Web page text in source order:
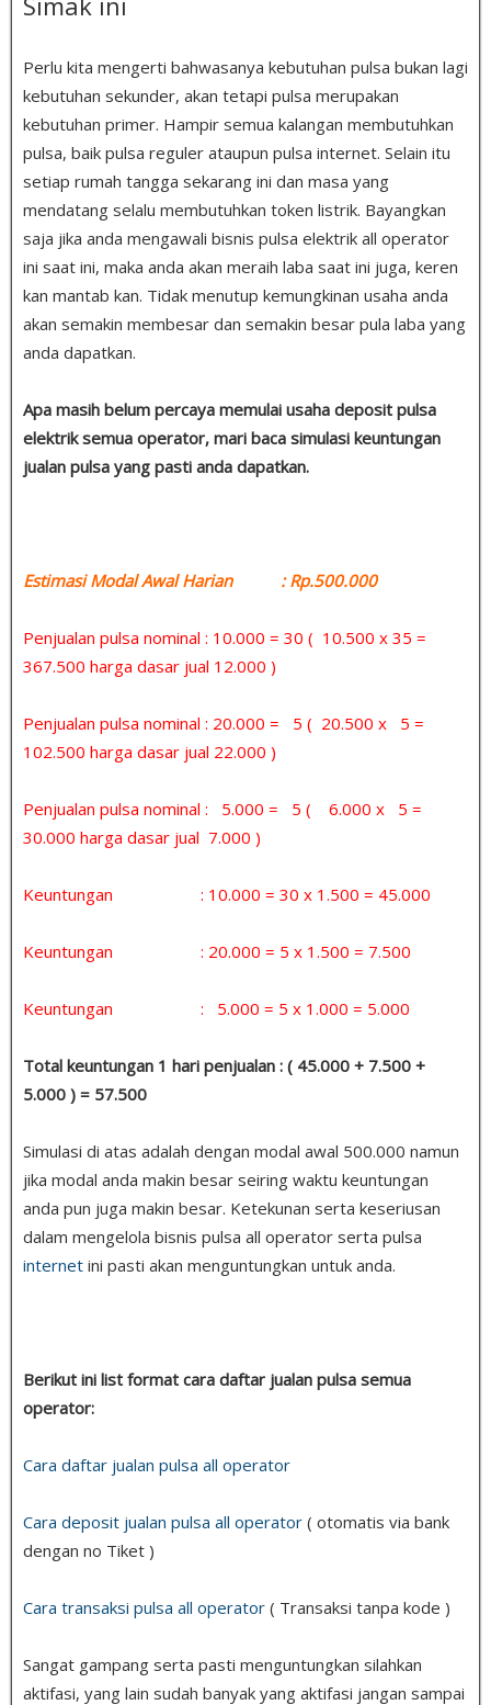
Perlu kita mengerti bahwasanya kebutuhan pulsa bukan lagi
kebutuhan sekunder, akan tetapi pulsa merupakan
kebutuhan primer. Hampir semua kalangan membutuhkan
pulsa, baik pulsa reguler ataupun pulsa internet. Selain itu
setiap rumah tangga sekarang ini dan masa yang
mendatang selalu membutuhkan token listrik. Bayangkan
saja jika anda mengawali bisnis pulsa elektrik all operator
ini saat ini, maka anda akan meraih laba saat ini juga, keren
kan mantab kan. Tidak menutup kemungkinan usaha anda
akan semakin membesar dan semakin besar pula laba yang
anda dapatkan.
Apa masih belum percaya memulai usaha deposit pulsa
elektrik semua operator, mari baca simulasi keuntungan
jualan pulsa yang pasti anda dapatkan.
Estimasi Modal Awal Harian : Rp.500.000
Penjualan pulsa nominal : 10.000 = 30 ( 10.500 x 35 =
367.500 harga dasar jual 12.000 )
Penjualan pulsa nominal : 20.000 = 5 ( 20.500 x 5 =
102.500 harga dasar jual 22.000 )
Penjualan pulsa nominal : 5.000 = 5 ( 6.000 x 5 =
30.000 harga dasar jual 7.000 )
Keuntungan : 10.000 = 30 x 1.500 = 45.000
Keuntungan : 20.000 = 5 x 1.500 = 7.500
Keuntungan : 5.000 = 5 x 1.000 = 5.000
Total keuntungan 1 hari penjualan : ( 45.000 + 7.500 +
5.000 ) = 57.500
Simulasi di atas adalah dengan modal awal 500.000 namun
jika modal anda makin besar seiring waktu keuntungan
anda pun juga makin besar. Ketekunan serta keseriusan
dalam mengelola bisnis pulsa all operator serta pulsa
internet ini pasti akan menguntungkan untuk anda.
Berikut ini list format cara daftar jualan pulsa semua
operator:
Cara daftar jualan pulsa all operator
Cara deposit jualan pulsa all operator ( otomatis via bank
dengan no Tiket )
Cara transaksi pulsa all operator ( Transaksi tanpa kode )
Sangat gampang serta pasti menguntungkan silahkan
aktifasi, yang lain sudah banyak yang aktifasi jangan sampai